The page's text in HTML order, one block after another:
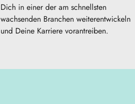
Dich in einer der am schnellsten
wachsenden Branchen weiterentwickeln
und Deine Karriere vorantreiben.